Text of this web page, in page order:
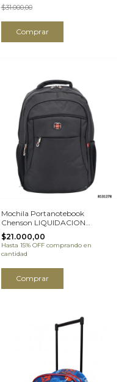
$31.000,00
Comprar
Mochila Portanotebook
Chenson LIQUIDACION
(8131278)
$21.000,00
Hasta 15% OFF comprando en
cantidad
Comprar